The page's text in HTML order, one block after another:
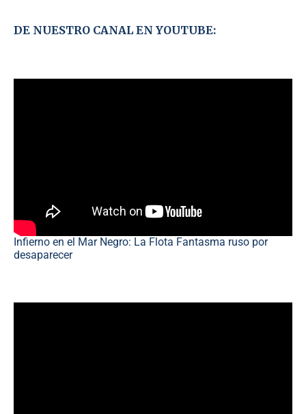
DE NUESTRO CANAL EN YOUTUBE:
Infierno en el Mar Negro: La Flota Fantasma ruso por
desaparecer